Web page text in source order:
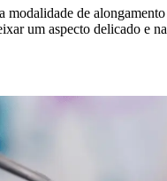
modalidade de
um aspecto delicado e